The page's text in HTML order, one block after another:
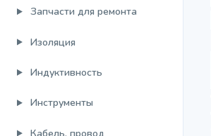
Запчасти для ремонта
Изоляция
Индуктивность
Инструменты